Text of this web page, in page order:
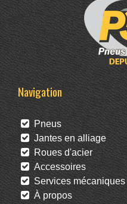
Navigation
Pneus
Jantes en alliage
Roues d'acier
Accessoires
Services mécaniques
À propos